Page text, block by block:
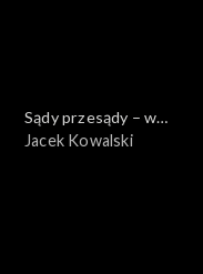
Sądy przesądy – w
powiększeniu
Jacek Kowalski